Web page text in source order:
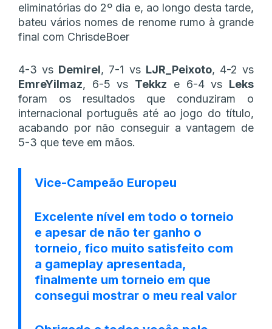
eliminatórias do 2º dia e, ao longo desta tarde,
bateu vários nomes de renome rumo à grande
final com ChrisdeBoer
4-3 vs Demirel, 7-1 vs LJR_Peixoto, 4-2 vs
EmreYilmaz, 6-5 vs Tekkz e 6-4 vs Leks
foram os resultados que conduziram o
internacional português até ao jogo do título,
acabando por não conseguir a vantagem de
5-3 que teve em mãos.
Vice-Campeão Europeu
Excelente nível em todo o torneio
e apesar de não ter ganho o
torneio, fico muito satisfeito com
a gameplay apresentada,
finalmente um torneio em que
consegui mostrar o meu real valor